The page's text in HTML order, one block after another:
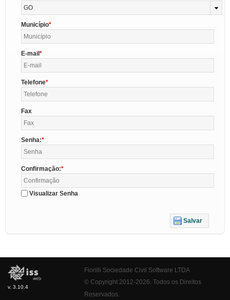
GO
Município
E-mail
Telefone
Fax
Senha:
Confirmação:
Visualizar Senha
Salvar
v. 3.10.4
Fiorilli Sociedade Civil Software LTDA
© Copyright 2012-2026. Todos os Direitos
Reservados.